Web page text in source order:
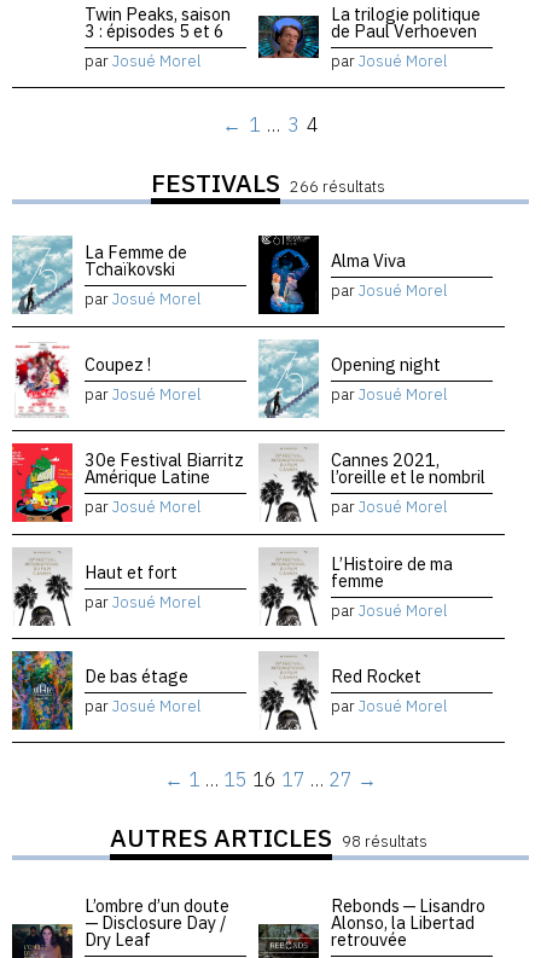
Twin Peaks, saison
3 : épisodes 5 et 6
parJosué Morel
La trilogie politique
de Paul Verhoeven
parJosué Morel
← 1 … 3 4
FESTIVALS 266 résultats
La Femme de
Tchaïkovski
parJosué Morel
Alma Viva
parJosué Morel
Coupez !
parJosué Morel
Opening night
parJosué Morel
30e Festival Biarritz
Amérique Latine
parJosué Morel
Cannes 2021,
l’oreille et le nombril
parJosué Morel
Haut et fort
parJosué Morel
L’Histoire de ma
femme
parJosué Morel
De bas étage
parJosué Morel
Red Rocket
parJosué Morel
← 1 … 15 16 17 … 27 →
AUTRES ARTICLES 98 résultats
L’ombre d’un doute
— Disclosure Day /
Dry Leaf
Rebonds — Lisandro
Alonso, la Libertad
retrouvée